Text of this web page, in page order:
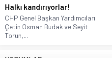
Halkı kandırıyorlar!
CHP Genel Başkan Yardımcıları
Çetin Osman Budak ve Seyit
Torun,...